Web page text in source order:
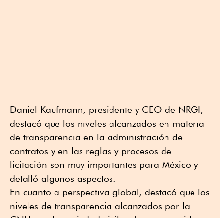
Daniel Kaufmann, presidente y CEO de NRGI,
destacó que los niveles alcanzados en materia
de transparencia en la administración de
contratos y en las reglas y procesos de
licitación son muy importantes para México y
detalló algunos aspectos.
En cuanto a perspectiva global, destacó que los
niveles de transparencia alcanzados por la